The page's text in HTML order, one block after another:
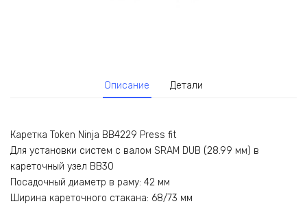
Описание Детали
Каретка Token Ninja BB4229 Press fit
Для установки систем c валом SRAM DUB (28.99 мм) в
кареточный узел BB30
Посадочный диаметр в раму: 42 мм
Ширина кареточного стакана: 68/73 мм